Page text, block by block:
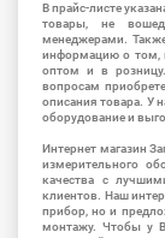
В прайс-листе
товары, не
менеджерами.
информацию о том,
оптом и в
вопросам
описания товара. У
оборудование и
Интернет магазин
измерительного
качества с
клиентов. Наш
прибор, но и
монтажу. Чтобы у